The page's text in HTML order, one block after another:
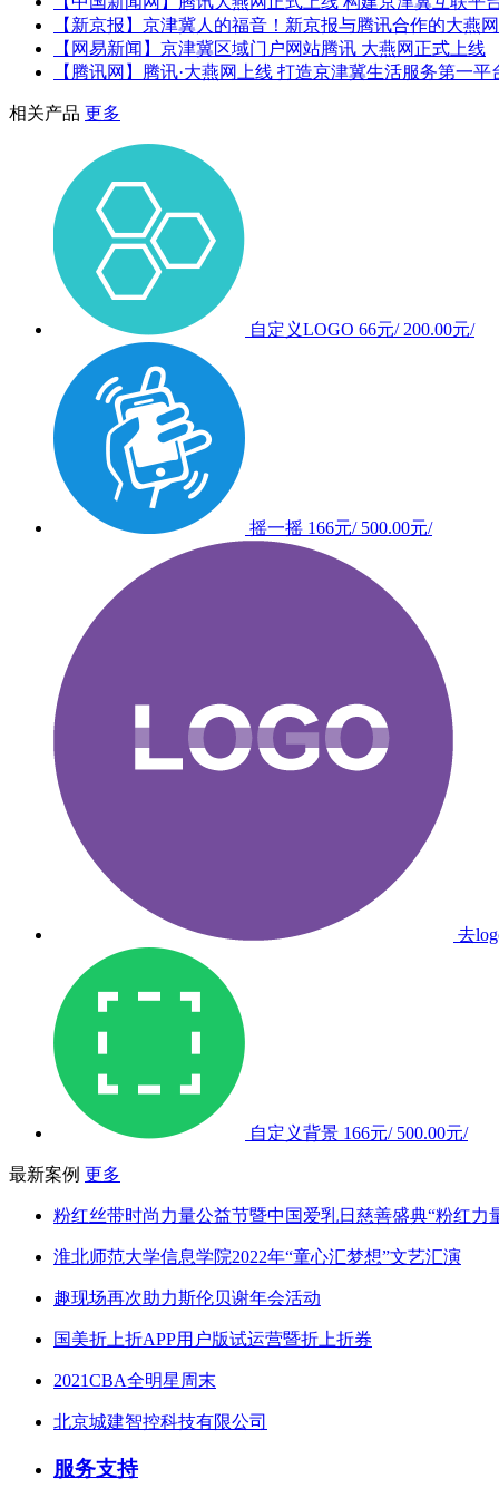
【新京报】京津冀人的福音！新京报与腾讯合作的大燕
【网易新闻】京津冀区域门户网站腾讯 大燕网正式上线
【腾讯网】腾讯·大燕网上线 打造京津冀生活服务第一平
相关产品 更多
自定义LOGO 66元/ 200.00元/
摇一摇 166元/ 500.00元/
去
自定义背景 166元/ 500.00元/
最新案例 更多
粉红丝带时尚力量公益节暨中国爱乳日慈善盛典“粉红力
淮北师范大学信息学院2022年“童心汇梦想”文艺汇演
趣现场再次助力斯伦贝谢年会活动
国美折上折APP用户版试运营暨折上折券
2021CBA全明星周末
北京城建智控科技有限公司
服务支持